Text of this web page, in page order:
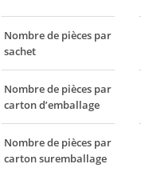
Nombre de pièces par
sachet
Nombre de pièces par
carton d’emballage
Nombre de pièces par
carton suremballage